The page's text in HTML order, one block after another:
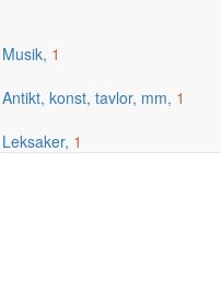
Musik, 1
Antikt, konst, tavlor, mm, 1
Leksaker, 1